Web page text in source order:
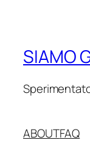
SIAMO
ABOUTFAQ